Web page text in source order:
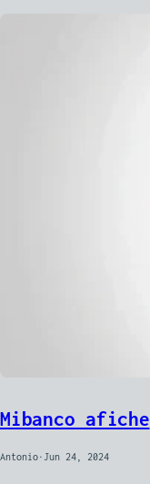
Mibanco afiche
Antonio· Jun 24, 2024